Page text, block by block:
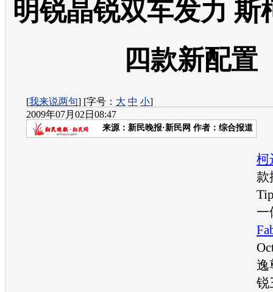
明锐晶锐双车发力 斯
四款新配置
[我来说两句] [字号： 大 中 小]
2009年07月02日08:47
来源： 新民晚报·新民网 作者：综合报道
柯
款
一
逸
锐